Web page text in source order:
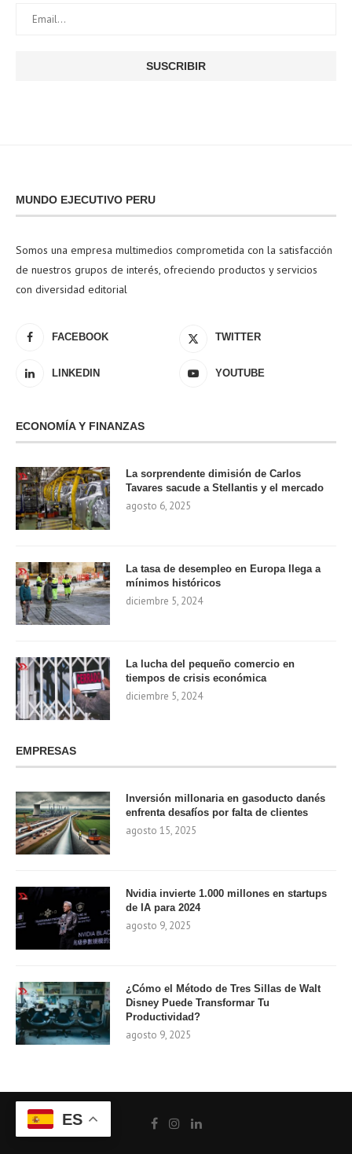
MUNDO EJECUTIVO PERU
Somos una empresa multimedios comprometida con la satisfacción
de nuestros grupos de interés, ofreciendo productos y servicios
con diversidad editorial
FACEBOOK TWITTER
LINKEDIN YOUTUBE
ECONOMÍA Y FINANZAS
La sorprendente dimisión de Carlos
Tavares sacude a Stellantis y el mercado
agosto 6, 2025
La tasa de desempleo en Europa llega a
mínimos históricos
diciembre 5, 2024
La lucha del pequeño comercio en
tiempos de crisis económica
diciembre 5, 2024
EMPRESAS
Inversión millonaria en gasoducto danés
enfrenta desafíos por falta de clientes
agosto 15, 2025
Nvidia invierte 1.000 millones en startups
de IA para 2024
agosto 9, 2025
¿Cómo el Método de Tres Sillas de Walt
Disney Puede Transformar Tu
Productividad?
agosto 9, 2025
ES